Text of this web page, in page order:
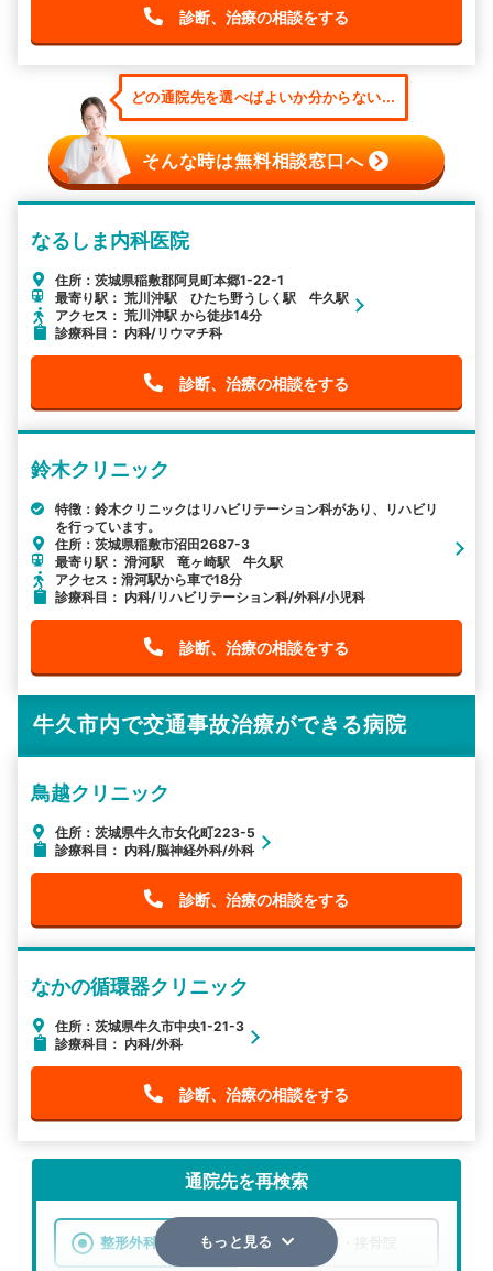
診断、治療の相談をする
どの通院先を選べばよいか分からない...
そんな時は無料相談窓口へ
なるしま内科医院
住所：茨城県稲敷郡阿見町本郷1-22-1
最寄り駅： 荒川沖駅 ひたち野うしく駅 牛久駅
アクセス： 荒川沖駅 から徒歩14分
診療科目： 内科/リウマチ科
診断、治療の相談をする
鈴木クリニック
特徴：鈴木クリニックはリハビリテーション科があり、リハビリ
を行っています。
住所：茨城県稲敷市沼田2687-3
最寄り駅： 滑河駅 竜ヶ崎駅 牛久駅
アクセス：滑河駅から車で18分
診療科目： 内科/リハビリテーション科/外科/小児科
診断、治療の相談をする
牛久市内で交通事故治療ができる病院
鳥越クリニック
住所：茨城県牛久市女化町223-5
診療科目： 内科/脳神経外科/外科
診断、治療の相談をする
なかの循環器クリニック
住所：茨城県牛久市中央1-21-3
診療科目： 内科/外科
診断、治療の相談をする
通院先を再検索
整形外科 整骨院・接骨院
もっと見る